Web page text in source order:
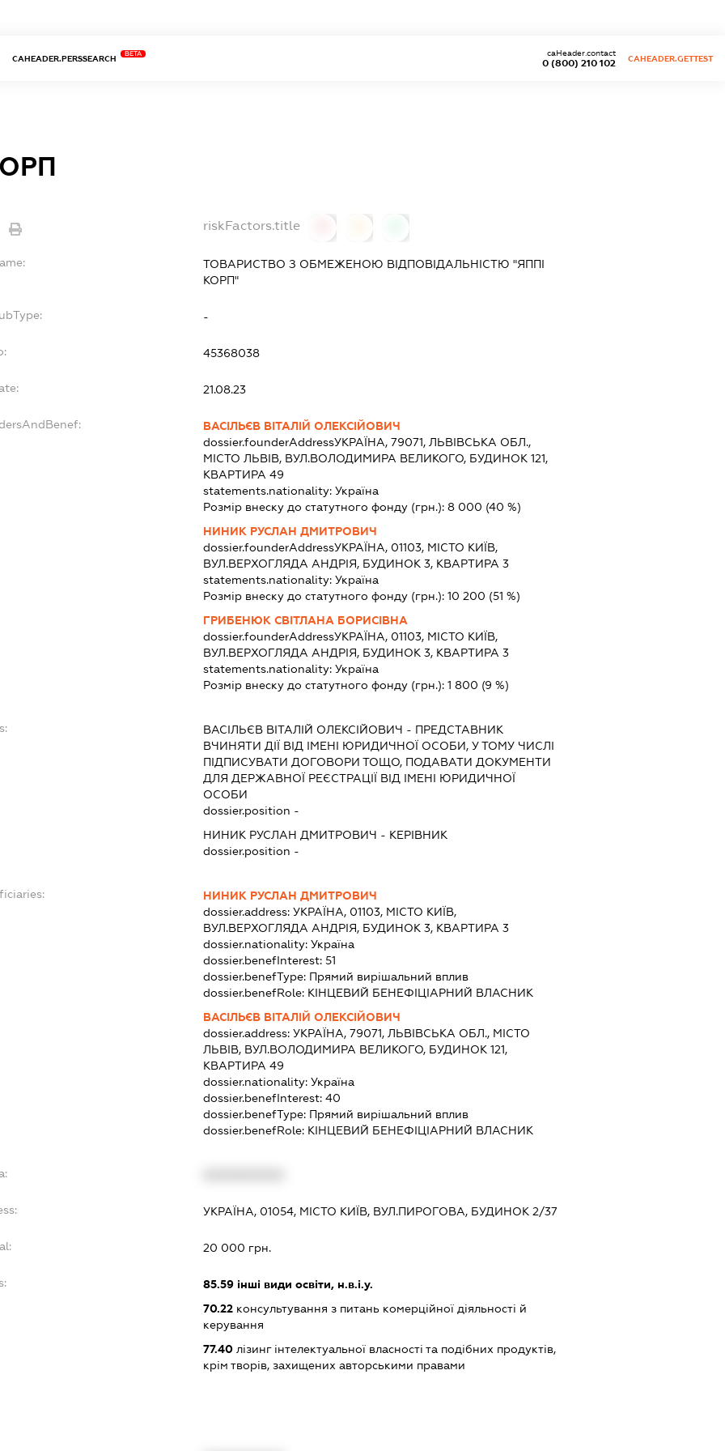
CAHEADER.PERSSEARCH
BETA
0 (800) 210 102
caHeader.contact
CAHEADER.GETTEST
riskFactors.title
ТОВАРИСТВО З ОБМЕЖЕНОЮ ВІДПОВІДАЛЬНІСТЮ "ЯППІ
КОРП"
-
45368038
21.08.23
ВАСІЛЬЄВ ВІТАЛІЙ ОЛЕКСІЙОВИЧ
dossier.founderAddressУКРАЇНА, 79071, ЛЬВІВСЬКА ОБЛ.,
МІСТО ЛЬВІВ, ВУЛ.ВОЛОДИМИРА ВЕЛИКОГО, БУДИНОК 121,
КВАРТИРА 49
statements.nationality: Україна
Розмір внеску до статутного фонду (грн.): 8 000 (40 %)
НИНИК РУСЛАН ДМИТРОВИЧ
dossier.founderAddressУКРАЇНА, 01103, МІСТО КИЇВ,
ВУЛ.ВЕРХОГЛЯДА АНДРІЯ, БУДИНОК 3, КВАРТИРА 3
statements.nationality: Україна
Розмір внеску до статутного фонду (грн.): 10 200 (51 %)
ГРИБЕНЮК СВІТЛАНА БОРИСІВНА
dossier.founderAddressУКРАЇНА, 01103, МІСТО КИЇВ,
ВУЛ.ВЕРХОГЛЯДА АНДРІЯ, БУДИНОК 3, КВАРТИРА 3
statements.nationality: Україна
Розмір внеску до статутного фонду (грн.): 1 800 (9 %)
ВАСІЛЬЄВ ВІТАЛІЙ ОЛЕКСІЙОВИЧ - ПРЕДСТАВНИК
ВЧИНЯТИ ДІЇ ВІД ІМЕНІ ЮРИДИЧНОЇ ОСОБИ, У ТОМУ ЧИСЛІ
ПІДПИСУВАТИ ДОГОВОРИ ТОЩО, ПОДАВАТИ ДОКУМЕНТИ
ДЛЯ ДЕРЖАВНОЇ РЕЄСТРАЦІЇ ВІД ІМЕНІ ЮРИДИЧНОЇ
ОСОБИ
dossier.position -
НИНИК РУСЛАН ДМИТРОВИЧ - КЕРІВНИК
dossier.position -
НИНИК РУСЛАН ДМИТРОВИЧ
dossier.address: УКРАЇНА, 01103, МІСТО КИЇВ,
ВУЛ.ВЕРХОГЛЯДА АНДРІЯ, БУДИНОК 3, КВАРТИРА 3
dossier.nationality: Україна
dossier.benefInterest: 51
dossier.benefType: Прямий вирішальний вплив
dossier.benefRole: КІНЦЕВИЙ БЕНЕФІЦІАРНИЙ ВЛАСНИК
ВАСІЛЬЄВ ВІТАЛІЙ ОЛЕКСІЙОВИЧ
dossier.address: УКРАЇНА, 79071, ЛЬВІВСЬКА ОБЛ., МІСТО
ЛЬВІВ, ВУЛ.ВОЛОДИМИРА ВЕЛИКОГО, БУДИНОК 121,
КВАРТИРА 49
dossier.nationality: Україна
dossier.benefInterest: 40
dossier.benefType: Прямий вирішальний вплив
dossier.benefRole: КІНЦЕВИЙ БЕНЕФІЦІАРНИЙ ВЛАСНИК
УКРАЇНА, 01054, МІСТО КИЇВ, ВУЛ.ПИРОГОВА, БУДИНОК 2/37
20 000 грн.
85.59інші види освіти, н.в.і.у.
70.22консультування з питань комерційної діяльності й
керування
77.40лізинг інтелектуальної власності та подібних продуктів,
крім творів, захищених авторськими правами